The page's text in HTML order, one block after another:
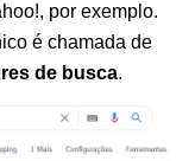
por exemplo.
é chamada de
de busca.